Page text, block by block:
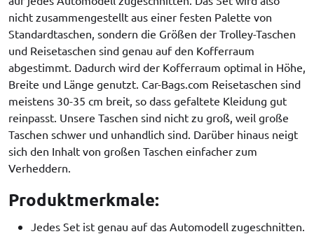
nicht zusammengestellt aus einer festen Palette von
Standardtaschen, sondern die Größen der Trolley-Taschen
und Reisetaschen sind genau auf den Kofferraum
abgestimmt. Dadurch wird der Kofferraum optimal in Höhe,
Breite und Länge genutzt. Car-Bags.com Reisetaschen sind
meistens 30-35 cm breit, so dass gefaltete Kleidung gut
reinpasst. Unsere Taschen sind nicht zu groß, weil große
Taschen schwer und unhandlich sind. Darüber hinaus neigt
sich den Inhalt von großen Taschen einfacher zum
Verheddern.
Produktmerkmale:
Jedes Set ist genau auf das Automodell zugeschnitten.